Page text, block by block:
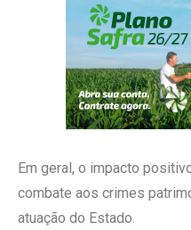
Em geral, o impacto
combate aos crimes
atuação do Estado.